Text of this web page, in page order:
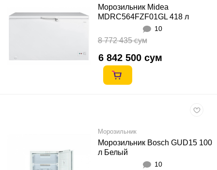
Морозильник Midea
MDRC564FZF01GL 418 л
10
8 772 435 сум
6 842 500 сум
Морозильник
Морозильник Bosch GUD15 100
л Белый
10